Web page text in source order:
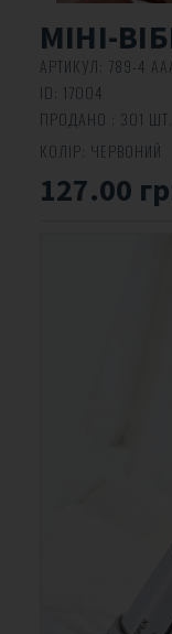
МІНІ-
АРТИКУЛ: 789-4
ID: 17004
ПРОДАНО : 301 ШТ.
КОЛІР: ЧЕРВОНИЙ
127.00